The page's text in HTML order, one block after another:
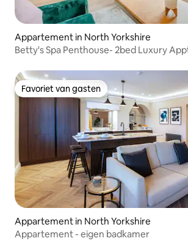
Appartement in North Yorkshire
Favoriet van gasten
Favoriet van gasten
Appartement in North Yorkshire
Appartement - eigen badkamer